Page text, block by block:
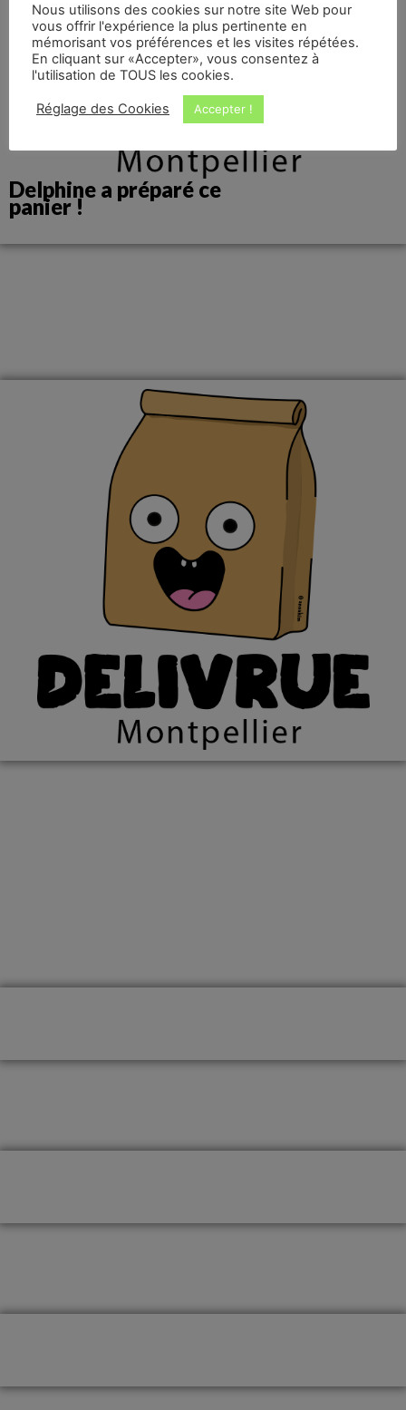
Delphine a préparé ce
panier !
Nous utilisons des cookies sur notre site Web pour
vous offrir l'expérience la plus pertinente en
mémorisant vos préférences et les visites répétées.
En cliquant sur «Accepter», vous consentez à
l'utilisation de TOUS les cookies.
Réglage des Cookies Accepter !